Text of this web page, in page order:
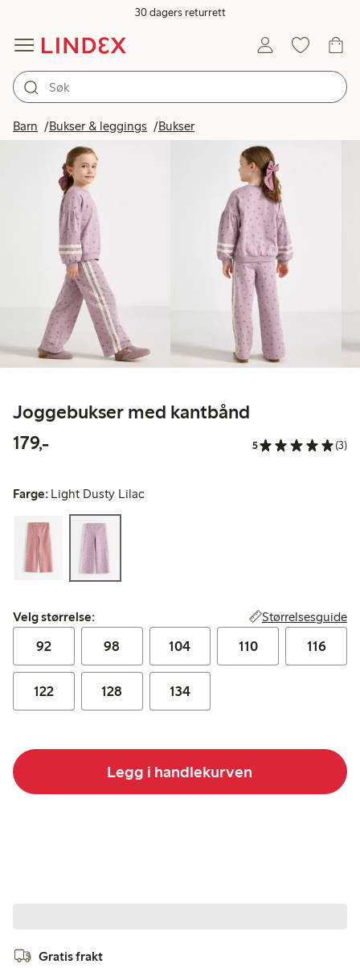
30 dagers returrett
Barn Bukser & leggings Bukser
Joggebukser med kantbånd
179,-179,00 kr 5 (3)
Farge: Light Dusty Lilac
Velg størrelse:
Velg størrelse: Størrelsesguide
92 98 104 110 116
122 128 134
Legg i handlekurven
Gratis frakt